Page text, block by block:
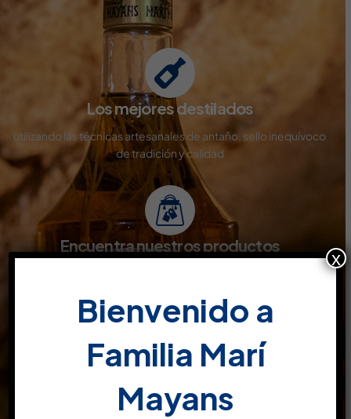
Los mejores destilados
utilizando las técnicas artesanales de antaño, sello inequívoco
de tradición y calidad
Encuentra nuestros productos
son el resultado de pruebas y conocimientos, estudiados y
Bienvenido a
Familia Marí
Mayans
x